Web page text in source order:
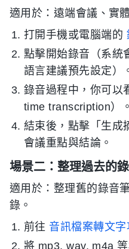
適用於：遠端會議、實
打開手機或電腦端的
點擊開始錄音（系統
語言建議預先設定）
錄音過程中，你可以
time transcription）。
結束後，點擊「生成
會議重點與結論。
場景二：整理過去的
適用於：整理舊的錄音
錄。
前往 音訊檔案轉文字
將 mp3, wav, m4a